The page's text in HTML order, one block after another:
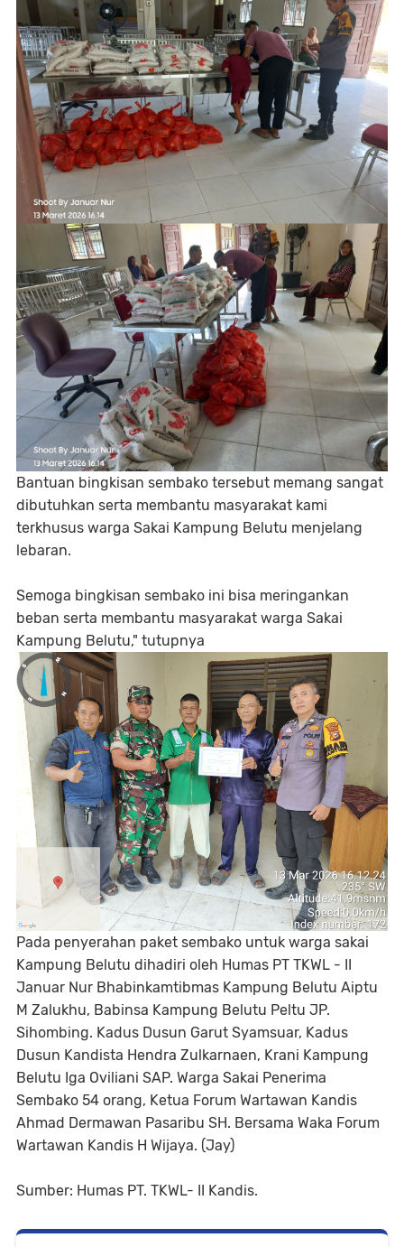
‎Bantuan bingkisan sembako tersebut memang sangat
dibutuhkan serta membantu masyarakat kami
terkhusus warga Sakai Kampung Belutu menjelang
lebaran.
‎Semoga bingkisan sembako ini bisa meringankan
beban serta membantu masyarakat warga Sakai
Kampung Belutu," tutupnya
‎Pada penyerahan paket sembako untuk warga sakai
Kampung Belutu dihadiri oleh Humas PT TKWL - II
Januar Nur Bhabinkamtibmas Kampung Belutu Aiptu
M Zalukhu, Babinsa Kampung Belutu Peltu JP.
Sihombing. Kadus Dusun Garut Syamsuar, Kadus
Dusun Kandista Hendra Zulkarnaen, Krani Kampung
Belutu Iga Oviliani SAP. Warga Sakai Penerima
Sembako 54 orang, Ketua Forum Wartawan Kandis
Ahmad Dermawan Pasaribu SH. Bersama Waka Forum
Wartawan Kandis H Wijaya. (Jay)
‎Sumber: Humas PT. TKWL- II Kandis.